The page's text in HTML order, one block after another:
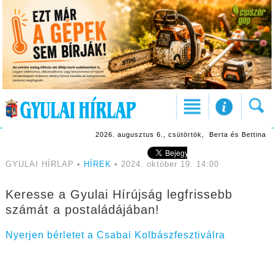
2026. augusztus 6., csütörtök, Berta és Bettina
GYULAI HÍRLAP • HÍREK • 2024. október 19. 14:00
Keresse a Gyulai Hírújság legfrissebb
számát a postaládájában!
Nyerjen bérletet a Csabai Kolbászfesztiválra